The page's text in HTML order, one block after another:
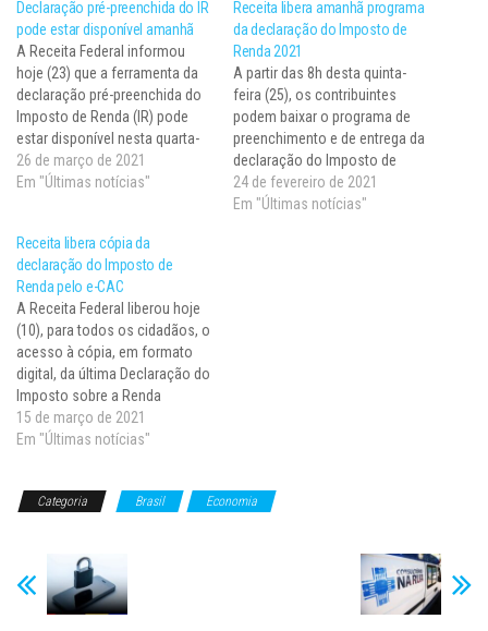
Declaração pré-preenchida do IR
pode estar disponível amanhã
A Receita Federal informou
hoje (23) que a ferramenta da
declaração pré-preenchida do
Imposto de Renda (IR) pode
estar disponível nesta quarta-
feira (24), em projeto-piloto. O
auditor fiscal da Receita, José
liberações técnicas para
compatibilizar as versões de
acesso e preenchimento da…
26 de março de 2021
Em "Últimas notícias"
Receita libera amanhã programa
da declaração do Imposto de
Renda 2021
A partir das 8h desta quinta-
feira (25), os contribuintes
podem baixar o programa de
preenchimento e de entrega da
declaração do Imposto de
Renda Pessoa Física 2021. O
programa para computador
24 de fevereiro de 2021
Em "Últimas notícias"
Receita libera cópia da
declaração do Imposto de
Renda pelo e-CAC
A Receita Federal liberou hoje
(10), para todos os cidadãos, o
acesso à cópia, em formato
digital, da última Declaração do
Imposto sobre a Renda
Pessoa Física (DIRPF) no
Centro Virtual de Atendimento
declaração de 2021 e pode ser
15 de março de 2021
Em "Últimas notícias"
Categoria Brasil Economia